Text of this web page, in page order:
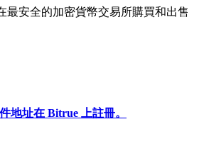
最安全的加密貨幣交易所購買和出售
地址在 Bitrue 上註冊。